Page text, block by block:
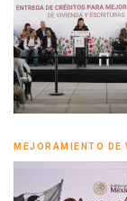
MEJORAMIENTO DE